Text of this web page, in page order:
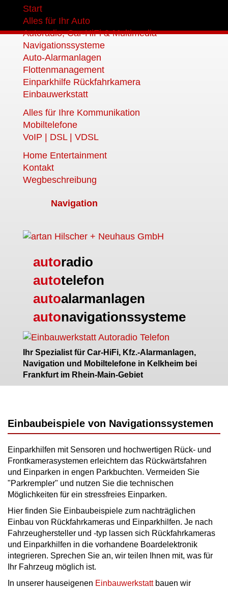
Start
Alles für Ihr Auto
Autoradio, Car-HiFi & Multimedia
Navigationssysteme
Auto-Alarmanlagen
Flottenmanagement
Einparkhilfe Rückfahrkamera
Einbauwerkstatt
Alles für Ihre Kommunikation
Mobiltelefone
VoIP | DSL | VDSL
Home Entertainment
Kontakt
Wegbeschreibung
Navigation
autoradio
autotelefon
autoalarmanlagen
autonavigationssysteme
Ihr Spezialist für Car-HiFi, Kfz.-Alarmanlagen,
Navigation und Mobiltelefone in Kelkheim bei
Frankfurt im Rhein-Main-Gebiet
Einbaubeispiele von Navigationssystemen
Einparkhilfen mit Sensoren und hochwertigen Rück- und
Frontkamerasystemen erleichtern das Rückwärtsfahren
und Einparken in engen Parkbuchten. Vermeiden Sie
"Parkrempler" und nutzen Sie die technischen
Möglichkeiten für ein stressfreies Einparken.
Hier finden Sie Einbaubeispiele zum nachträglichen
Einbau von Rückfahrkameras und Einparkhilfen. Je nach
Fahrzeughersteller und -typ lassen sich Rückfahrkameras
und Einparkhilfen in die vorhandene Boardelektronik
integrieren. Sprechen Sie an, wir teilen Ihnen mit, was für
Ihr Fahrzeug möglich ist.
In unserer hauseigenen Einbauwerkstattbauen wir